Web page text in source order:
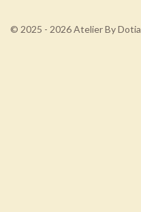
k
© 2025 - 2026 Atelier By Dotia